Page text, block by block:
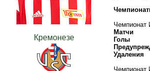
Кремонезе
Чемпионат
Матчи
Голы
Удаления
Чемпионат